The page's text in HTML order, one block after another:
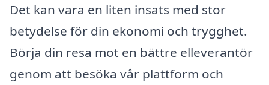
Det kan vara en liten insats med stor
betydelse för din ekonomi och trygghet.
Börja din resa mot en bättre elleverantör
genom att besöka vår plattform och